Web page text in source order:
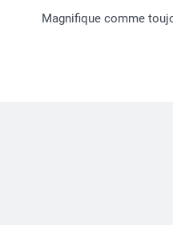
Magnifique comme